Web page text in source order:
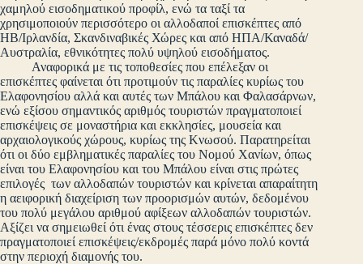
χαμηλού εισοδηματικού προφίλ, ενώ τα ταξί τα
χρησιμοποιούν περισσότερο οι αλλοδαποί επισκέπτες από
ΗΒ/Ιρλανδία, Σκανδιναβικές Χώρες και από ΗΠΑ/Καναδά/
Αυστραλία, εθνικότητες πολύ υψηλού εισοδήματος.
Αναφορικά με τις τοποθεσίες που επέλεξαν οι
επισκέπτες φαίνεται ότι προτιμούν τις παραλίες κυρίως του
Ελαφονησίου αλλά και αυτές των Μπάλου και Φαλασάρνων,
ενώ εξίσου σημαντικός αριθμός τουριστών πραγματοποιεί
επισκέψεις σε μοναστήρια και εκκλησίες, μουσεία και
αρχαιολογικούς χώρους, κυρίως της Κνωσού. Παρατηρείται
ότι οι δύο εμβληματικές παραλίες του Νομού Χανίων, όπως
είναι του Ελαφονησίου και του Μπάλου είναι στις πρώτες
επιλογές των αλλοδαπών τουριστών και κρίνεται απαραίτητη
η αειφορική διαχείριση των προορισμών αυτών, δεδομένου
του πολύ μεγάλου αριθμού αφίξεων αλλοδαπών τουριστών.
Αξίζει να σημειωθεί ότι ένας στους τέσσερις επισκέπτες δεν
πραγματοποιεί επισκέψεις/εκδρομές παρά μόνο πολύ κοντά
στην περιοχή διαμονής του.